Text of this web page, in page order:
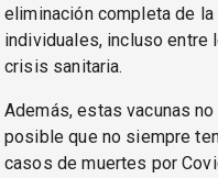
eliminación completa de
individuales, incluso entre
crisis sanitaria.
Además, estas vacunas
posible que no siempre
casos de muertes por